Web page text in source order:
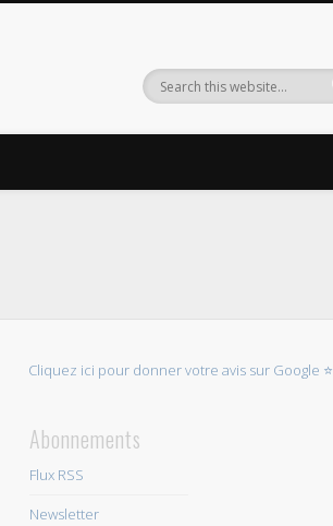
Cliquez ici pour donner votre avis sur Google ⭐
Abonnements
Flux RSS
Newsletter